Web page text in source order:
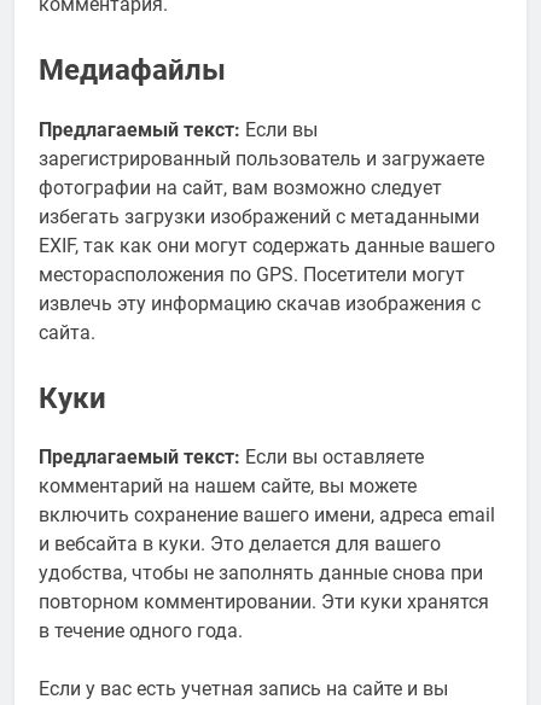
Медиафайлы
Предлагаемый текст: Если вы
зарегистрированный пользователь и загружаете
фотографии на сайт, вам возможно следует
избегать загрузки изображений с метаданными
EXIF, так как они могут содержать данные вашего
месторасположения по GPS. Посетители могут
извлечь эту информацию скачав изображения с
сайта.
Куки
Предлагаемый текст: Если вы оставляете
комментарий на нашем сайте, вы можете
включить сохранение вашего имени, адреса email
и вебсайта в куки. Это делается для вашего
удобства, чтобы не заполнять данные снова при
повторном комментировании. Эти куки хранятся
в течение одного года.
Если у вас есть учетная запись на сайте и вы